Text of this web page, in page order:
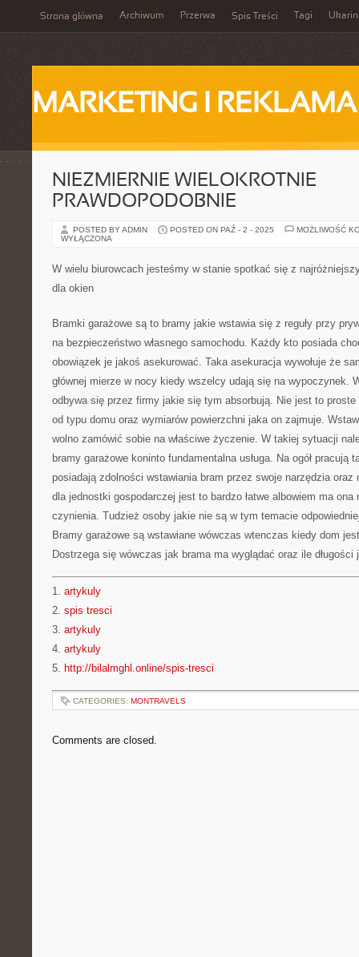
Strona główna Archiwum Przerwa Spis Treści Tagi
MARKETING I REKLAMA
NIEZMIERNIE WIELOKROTNIE
PRAWDOPODOBNIE
POSTED BY ADMIN POSTED ON PAŹ - 2 - 2025
MOŻLIWOŚĆ
WYŁĄCZONA
W wielu biurowcach jesteśmy w stanie spotkać się z
dla okien
Bramki garażowe są to bramy jakie wstawia się z reguły przy
na bezpieczeństwo własnego samochodu. Każdy kto posiada
obowiązek je jakoś asekurować. Taka asekuracja wywołuje że
głównej mierze w nocy kiedy wszelcy udają się na wypoczynek.
odbywa się przez firmy jakie się tym absorbują. Nie jest to
od typu domu oraz wymiarów powierzchni jaka on zajmuje.
wolno zamówić sobie na właściwe życzenie. W takiej sytuacji
bramy garażowe koninto fundamentalna usługa. Na ogół pracują
posiadają zdolności wstawiania bram przez swoje narzędzia
dla jednostki gospodarczej jest to bardzo łatwe albowiem ma
czynienia. Tudzież osoby jakie nie są w tym temacie
Bramy garażowe są wstawiane wówczas wtenczas kiedy dom
Dostrzega się wówczas jak brama ma wyglądać oraz ile
1. artykuly
2. spis tresci
3. artykuly
4. artykuly
5. http://bilalmghl.online/spis-tresci
CATEGORIES: MONTRAVELS
Comments are closed.